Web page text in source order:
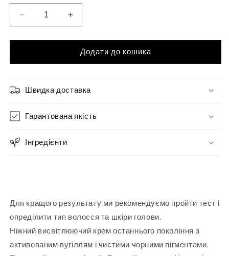
Зменшити
кількість
для
висвітлюючий
(чорний)
PLATINUM,
Збільшити
кількість
для
Крем
висвітлюючий
(чорний)
PLATINUM,
Додати до кошика
Швидка доставка
Гарантована якість
Інгредієнти
Для кращого результату ми рекомендуємо пройти тест і
опреділити тип волосся та шкіри голови.
Ніжний висвітлюючий крем останнього покоління з
активованим вугіллям і чистими чорними пігментами.